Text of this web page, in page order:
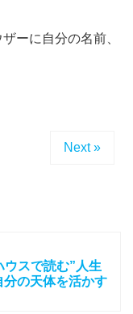
ーに自分の名前、
Next »
スで読む”人生
の天体を活かす